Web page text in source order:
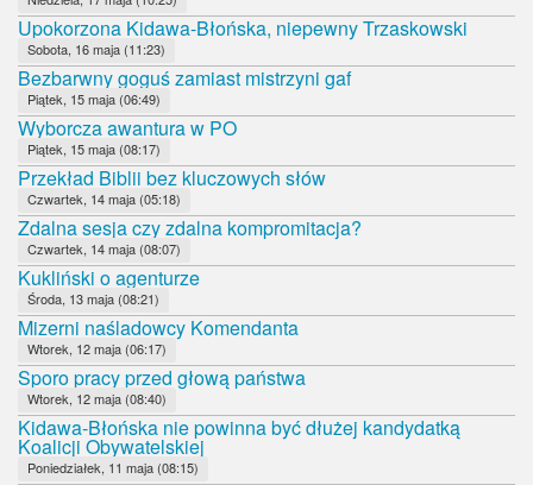
Upokorzona Kidawa-Błońska, niepewny Trzaskowski
Sobota, 16 maja (11:23)
Bezbarwny goguś zamiast mistrzyni gaf
Piątek, 15 maja (06:49)
Wyborcza awantura w PO
Piątek, 15 maja (08:17)
Przekład Biblii bez kluczowych słów
Czwartek, 14 maja (05:18)
Zdalna sesja czy zdalna kompromitacja?
Czwartek, 14 maja (08:07)
Kukliński o agenturze
Środa, 13 maja (08:21)
Mizerni naśladowcy Komendanta
Wtorek, 12 maja (06:17)
Sporo pracy przed głową państwa
Wtorek, 12 maja (08:40)
Kidawa-Błońska nie powinna być dłużej kandydatką
Koalicji Obywatelskiej
Poniedziałek, 11 maja (08:15)